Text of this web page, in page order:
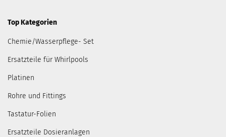
Top Kategorien
Chemie/Wasserpflege- Set
Ersatzteile für Whirlpools
Platinen
Rohre und Fittings
Tastatur-Folien
Ersatzteile Dosieranlagen